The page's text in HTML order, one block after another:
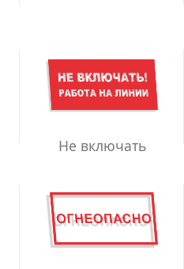
Не включать